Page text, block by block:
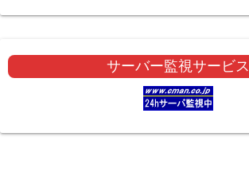
サーバー監視サービス